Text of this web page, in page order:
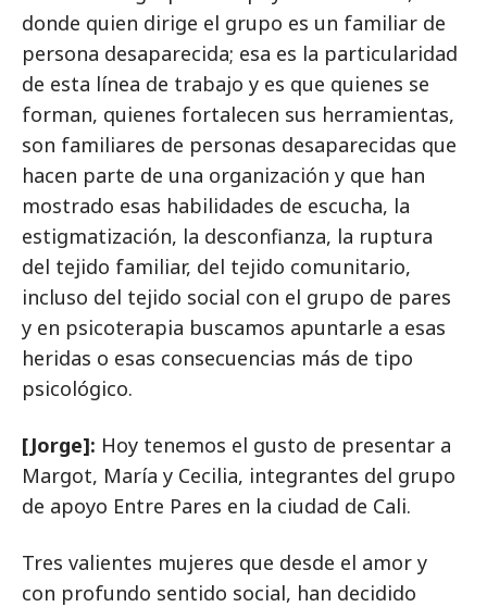
donde quien dirige el grupo es un familiar de
persona desaparecida; esa es la particularidad
de esta línea de trabajo y es que quienes se
forman, quienes fortalecen sus herramientas,
son familiares de personas desaparecidas que
hacen parte de una organización y que han
mostrado esas habilidades de escucha, la
estigmatización, la desconfianza, la ruptura
del tejido familiar, del tejido comunitario,
incluso del tejido social con el grupo de pares
y en psicoterapia buscamos apuntarle a esas
heridas o esas consecuencias más de tipo
psicológico.
[Jorge]: Hoy tenemos el gusto de presentar a
Margot, María y Cecilia, integrantes del grupo
de apoyo Entre Pares en la ciudad de Cali.
Tres valientes mujeres que desde el amor y
con profundo sentido social, han decidido